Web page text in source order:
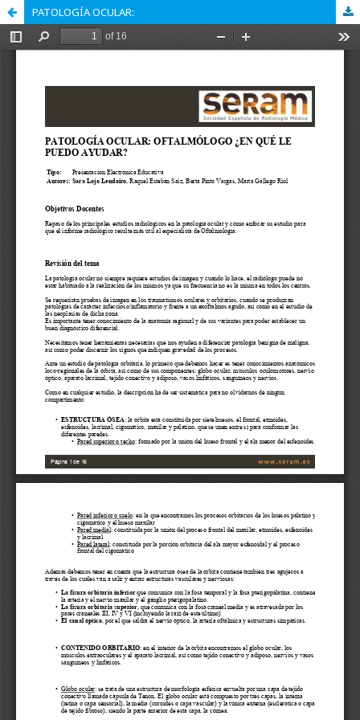
PATOLOGÍA OCULAR: